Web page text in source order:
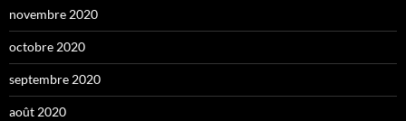
novembre 2020
octobre 2020
septembre 2020
août 2020